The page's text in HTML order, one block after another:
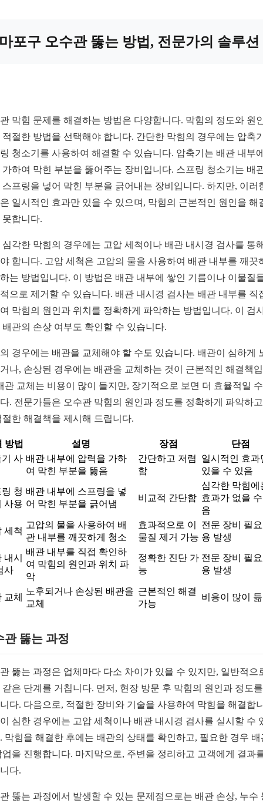
포구 오수관 뚫는 방법, 전문가의 솔루션
막힘 문제를 해결하는 방법은 다양합니다. 막힘의 정도와 원
적절한 방법을 선택해야 합니다. 간단한 막힘의 경우에는 압축
청소기를 사용하여 해결할 수 있습니다. 압축기는 배관 내부
가하여 막힌 부분을 뚫어주는 장비입니다. 스프링 청소기는 배
스프링을 넣어 막힌 부분을 긁어내는 장비입니다. 하지만, 이러
일시적인 효과만 있을 수 있으며, 막힘의 근본적인 원인을 해
못합니다.
심각한 막힘의 경우에는 고압 세척이나 배관 내시경 검사를 통
합니다. 고압 세척은 고압의 물을 사용하여 배관 내부를 깨끗
는 방법입니다. 이 방법은 배관 내부에 쌓인 기름이나 이물질
으로 제거할 수 있습니다. 배관 내시경 검사는 배관 내부를 직
막힘의 원인과 위치를 정확하게 파악하는 방법입니다. 이 검
배관의 손상 여부도 확인할 수 있습니다.
경우에는 배관을 교체해야 할 수도 있습니다. 배관이 심하게
나, 손상된 경우에는 배관을 교체하는 것이 근본적인 해결책
관 교체는 비용이 많이 들지만, 장기적으로 보면 더 효율적일
. 전문가들은 오수관 막힘의 원인과 정도를 정확하게 파악하
절한 해결책을 제시해 드립니다.
방법 설명 장점
단점
사 배관 내부에 압력을 가하
여 막힌 부분을 뚫음
간단하고 저렴
함
일시적인 효과
있을 수 있음
청
사용
배관 내부에 스프링을 넣
어 막힌 부분을 긁어냄
비교적 간단함
심각한 막힘에
효과가 없을
음
세척
고압의 물을 사용하여 배
관 내부를 깨끗하게 청소
효과적으로 이
물질 제거 가능
전문 장비 필
용 발생
내시
사
배관 내부를 직접 확인하
여 막힘의 원인과 위치 파
악
정확한 진단 가
능
전문 장비 필
용 발생
교체
노후되거나 손상된 배관을
교체
근본적인 해결
가능
비용이 많이 듦
관 뚫는 과정
뚫는 과정은 업체마다 다소 차이가 있을 수 있지만, 일반적으
같은 단계를 거칩니다. 먼저, 현장 방문 후 막힘의 원인과 정도
다. 다음으로, 적절한 장비와 기술을 사용하여 막힘을 해결합
심한 경우에는 고압 세척이나 배관 내시경 검사를 실시할 수
막힘을 해결한 후에는 배관의 상태를 확인하고, 필요한 경우 배
업을 진행합니다. 마지막으로, 주변을 정리하고 고객에게 결과
다.
뚫는 과정에서 발생할 수 있는 문제점으로는 배관 손상, 누수